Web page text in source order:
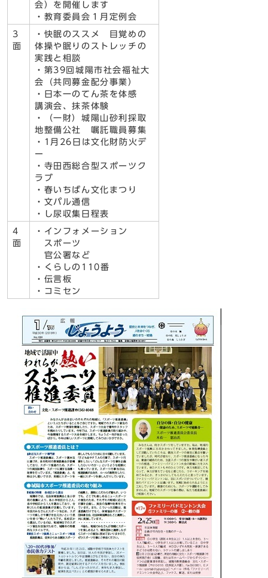
会）を開催します
・教育委員会１月定例会
3
面
・快眠のススメ 目覚めの
体操や眠りのストレッチの
実践と相談
・第39回城陽市社会福祉大
会（共同募金配分事業）
・日本一のてん茶を体感
講演会、抹茶体験
・（一財）城陽山砂利採取
地整備公社 嘱託職員募集
・1月26日は文化財防火デ
ー
・寺田西総合型スポーツク
ラブ
・春いちばん文化まつり
・文パル通信
・し尿収集日程表
4
面
・インフォメーション
スポーツ
官公署など
・くらしの110番
・伝言板
・コミセン